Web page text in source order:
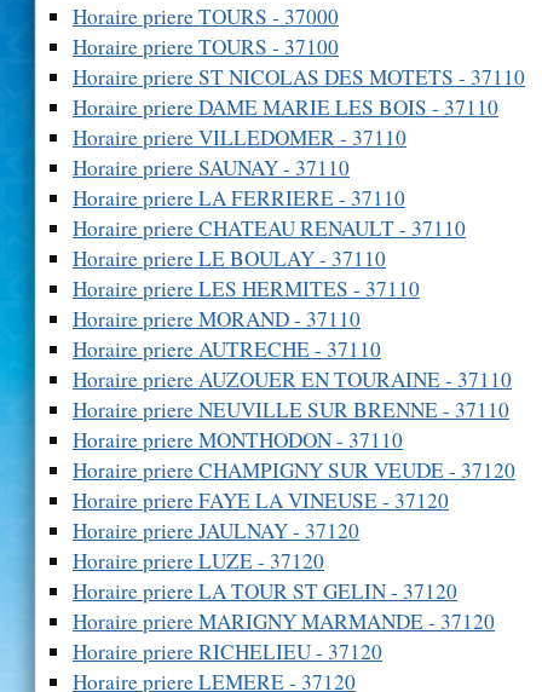
Horaire priere TOURS - 37000
Horaire priere TOURS - 37100
Horaire priere ST NICOLAS DES MOTETS - 37110
Horaire priere DAME MARIE LES BOIS - 37110
Horaire priere VILLEDOMER - 37110
Horaire priere SAUNAY - 37110
Horaire priere LA FERRIERE - 37110
Horaire priere CHATEAU RENAULT - 37110
Horaire priere LE BOULAY - 37110
Horaire priere LES HERMITES - 37110
Horaire priere MORAND - 37110
Horaire priere AUTRECHE - 37110
Horaire priere AUZOUER EN TOURAINE - 37110
Horaire priere NEUVILLE SUR BRENNE - 37110
Horaire priere MONTHODON - 37110
Horaire priere CHAMPIGNY SUR VEUDE - 37120
Horaire priere FAYE LA VINEUSE - 37120
Horaire priere JAULNAY - 37120
Horaire priere LUZE - 37120
Horaire priere LA TOUR ST GELIN - 37120
Horaire priere MARIGNY MARMANDE - 37120
Horaire priere RICHELIEU - 37120
Horaire priere LEMERE - 37120